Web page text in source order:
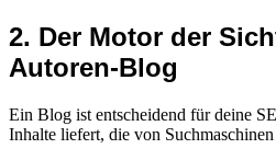
2. Der Motor der
Autoren-Blog
Ein Blog ist entscheidend für deine
Inhalte liefert, die von